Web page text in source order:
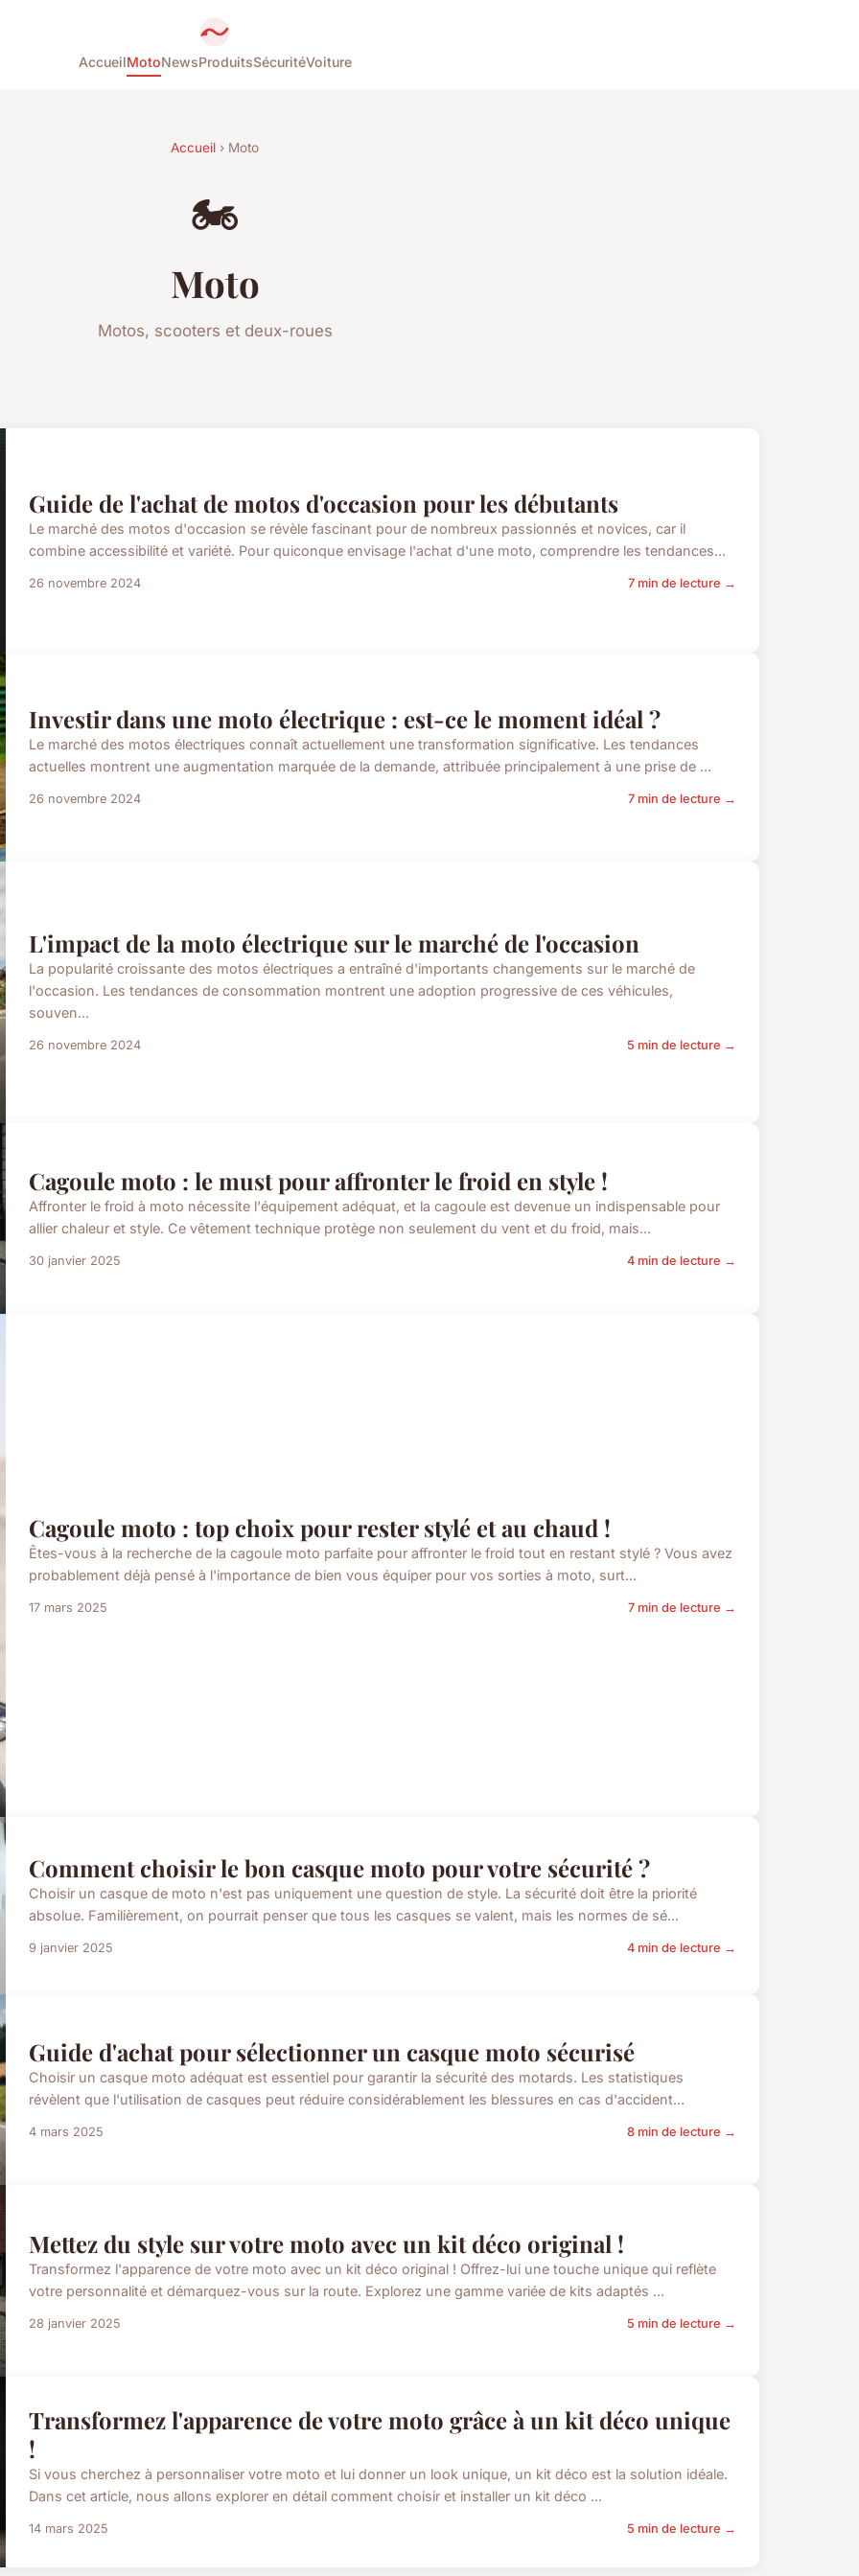
AccueilMotoNewsProduitsSécuritéVoiture
Accueil › Moto
🏍️
Moto
Motos, scooters et deux-roues
Guide de l'achat de motos d'occasion pour les débutants
Le marché des motos d'occasion se révèle fascinant pour de nombreux passionnés et novices, car il
combine accessibilité et variété. Pour quiconque envisage l'achat d'une moto, comprendre les tendances...
26 novembre 2024 7 min de lecture →
Investir dans une moto électrique : est-ce le moment idéal ?
Le marché des motos électriques connaît actuellement une transformation significative. Les tendances
actuelles montrent une augmentation marquée de la demande, attribuée principalement à une prise de ...
26 novembre 2024 7 min de lecture →
L'impact de la moto électrique sur le marché de l'occasion
La popularité croissante des motos électriques a entraîné d'importants changements sur le marché de
l'occasion. Les tendances de consommation montrent une adoption progressive de ces véhicules,
souven...
26 novembre 2024 5 min de lecture →
Cagoule moto : le must pour affronter le froid en style !
Affronter le froid à moto nécessite l'équipement adéquat, et la cagoule est devenue un indispensable pour
allier chaleur et style. Ce vêtement technique protège non seulement du vent et du froid, mais...
30 janvier 2025 4 min de lecture →
Cagoule moto : top choix pour rester stylé et au chaud !
Êtes-vous à la recherche de la cagoule moto parfaite pour affronter le froid tout en restant stylé ? Vous avez
probablement déjà pensé à l'importance de bien vous équiper pour vos sorties à moto, surt...
17 mars 2025 7 min de lecture →
Comment choisir le bon casque moto pour votre sécurité ?
Choisir un casque de moto n'est pas uniquement une question de style. La sécurité doit être la priorité
absolue. Familièrement, on pourrait penser que tous les casques se valent, mais les normes de sé...
9 janvier 2025 4 min de lecture →
Guide d'achat pour sélectionner un casque moto sécurisé
Choisir un casque moto adéquat est essentiel pour garantir la sécurité des motards. Les statistiques
révèlent que l'utilisation de casques peut réduire considérablement les blessures en cas d'accident...
4 mars 2025 8 min de lecture →
Mettez du style sur votre moto avec un kit déco original !
Transformez l'apparence de votre moto avec un kit déco original ! Offrez-lui une touche unique qui reflète
votre personnalité et démarquez-vous sur la route. Explorez une gamme variée de kits adaptés ...
28 janvier 2025 5 min de lecture →
Transformez l'apparence de votre moto grâce à un kit déco unique
!
Si vous cherchez à personnaliser votre moto et lui donner un look unique, un kit déco est la solution idéale.
Dans cet article, nous allons explorer en détail comment choisir et installer un kit déco ...
14 mars 2025 5 min de lecture →